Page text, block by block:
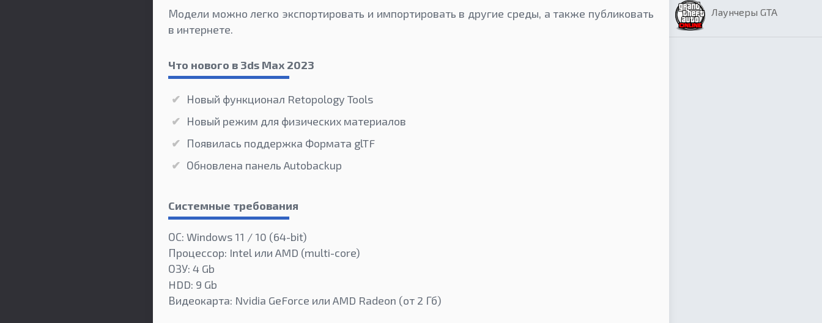
Модели можно легко экспортировать и импортировать в другие среды, а также публиковать
в интернете.
Что нового в 3ds Max 2023
Новый функционал Retopology Tools
Новый режим для физических материалов
Появилась поддержка Формата glTF
Обновлена панель Autobackup
Системные требования
ОС: Windows 11 / 10 (64-bit)
Процессор: Intel или AMD (multi-core)
ОЗУ: 4 Gb
HDD: 9 Gb
Видеокарта: Nvidia GeForce или AMD Radeon (от 2 Гб)
Лаунчеры GTA